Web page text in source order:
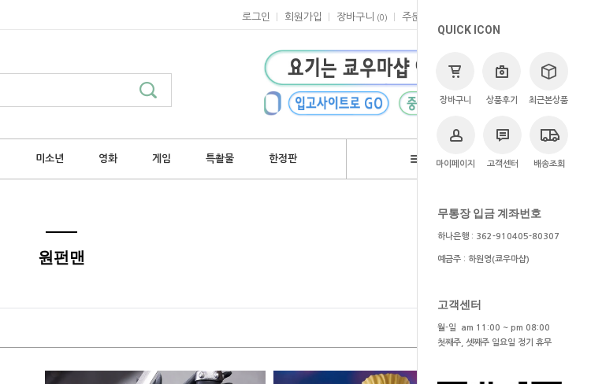
로그인 회원가입 장바구니 (0 ) 주문
미소년 영화 게임 특촬물 한정판 브랜드
QUICK ICON
장바구니 상품후기 최근본상품
마이페이지 고객센터 배송조회
무통장 입금 계좌번호
하나은행 : 362-910405-80307
예금주 : 하원영(쿄우마샵)
고객센터
월-일 am 11:00 ~ pm 08:00
첫째주, 셋째주 일요일 정기 휴무
> 애니 >원펀맨
원펀맨